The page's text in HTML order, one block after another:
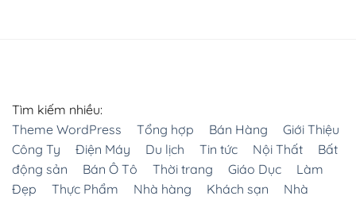
Tìm kiếm nhiều:
Theme WordPress
Tổng hợp Bán Hàng
Giới Thiệu
Công Ty
Điện Máy Du lịch Tin tức Nội Thất
Bất
động sản
Bán Ô Tô Thời trang Giáo Dục
Làm
Đẹp
Thực Phẩm Nhà hàng Khách sạn
Nhà